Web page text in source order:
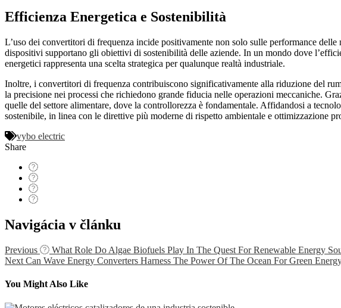
Efficienza Energetica e Sostenibilità
L’uso dei convertitori di frequenza incide positivamente non solo sulle performance
dispositivi supportano gli obiettivi di sostenibilità delle aziende. In un mondo dove
energetici rappresenta una scelta strategica per qualunque realtà industriale.
Inoltre, i convertitori di frequenza contribuiscono significativamente alla riduzione del
la precisione nei processi che richiedono grande fiducia nelle operazioni meccaniche.
quelle del settore alimentare, dove la controllorezza è fondamentale. Affidandosi a
sostenibile, in linea con le direttive più moderne di rispetto ambientale e ottimizzazione
vybo electric
Share
Navigácia v článku
Previous
What Role Do Algae Biofuels Play In The Quest For Renewable Energy
Next Can Wave Energy Converters Harness The Power Of The Ocean For Green
You Might Also Like